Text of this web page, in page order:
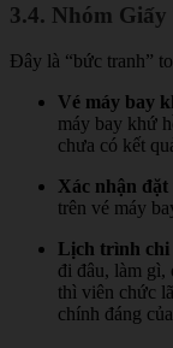
3.4. Nhóm
Đây là “bức tranh”
Vé máy bay
máy bay khứ
chưa có kết
Xác nhận đặt
trên vé máy
Lịch trình chi
đi đâu, làm gì,
thì viên chức
chính đáng